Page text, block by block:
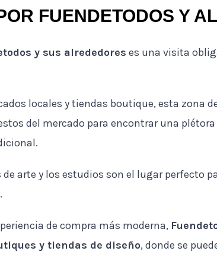
FUENDETODOS Y
y sus alrededores es una visita
locales y tiendas boutique, esta zona
del mercado para encontrar una
arte y los estudios son el lugar perfecto
de compra más moderna,
y tiendas de diseño, donde se